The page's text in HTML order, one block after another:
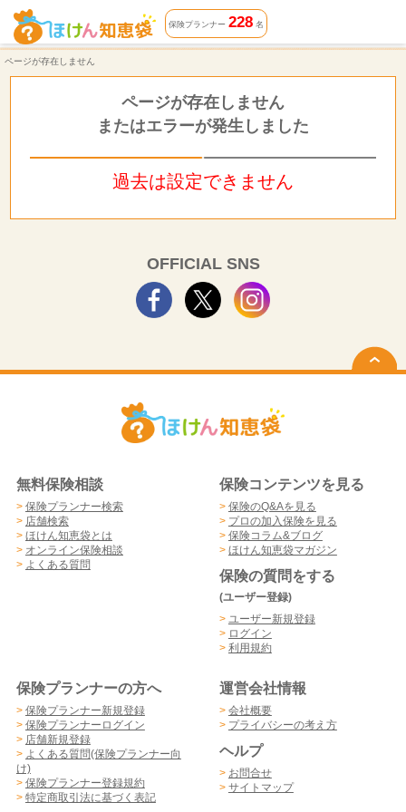
ページが存在しません | ほけん知恵袋
保険プランナー 228名
ページが存在しません
ページが存在しません
またはエラーが発生しました
過去は設定できません
OFFICIAL SNS
無料保険相談
> 保険プランナー検索
> 店舗検索
> ほけん知恵袋とは
> オンライン保険相談
> よくある質問
保険コンテンツを見る
> 保険のQ&Aを見る
> プロの加入保険を見る
> 保険コラム&ブログ
> ほけん知恵袋マガジン
保険の質問をする
(ユーザー登録)
> ユーザー新規登録
> ログイン
> 利用規約
保険プランナーの方へ
> 保険プランナー新規登録
> 保険プランナーログイン
> 店舗新規登録
> よくある質問(保険プランナー向
け)
> 保険プランナー登録規約
> 特定商取引法に基づく表記
運営会社情報
> 会社概要
> プライバシーの考え方
ヘルプ
> お問合せ
> サイトマップ